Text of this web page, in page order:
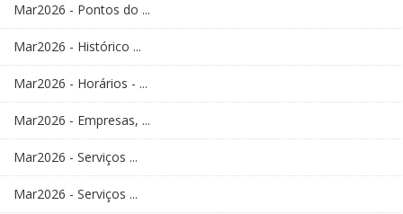
Mar2026 - Pontos do ...
Mar2026 - Histórico ...
Mar2026 - Horários - ...
Mar2026 - Empresas, ...
Mar2026 - Serviços ...
Mar2026 - Serviços ...